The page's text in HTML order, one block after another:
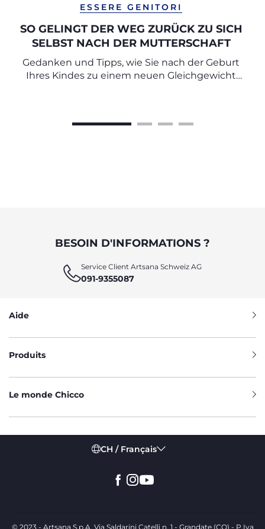
ESSERE GENITORI
SO GELINGT DER WEG ZURÜCK ZU SICH
SELBST NACH DER MUTTERSCHAFT
Gedanken und Tipps, wie Sie nach der Geburt
Ihres Kindes zu einem neuen Gleichgewicht
BESOIN D'INFORMATIONS ?
Service Client Artsana Schweiz AG
091-9355087
Aide
Produits
Le monde Chicco
CH / Français
© 2023 - Artsana S.p.A. Via Saldarini Catelli n. 1 - Grandate (CO) - P.Iva